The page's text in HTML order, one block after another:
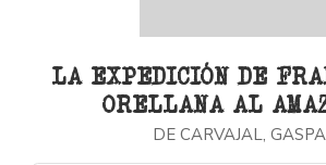
LA EXPEDICIÓN DE
ORELLANA AL
DE CARVAJAL,